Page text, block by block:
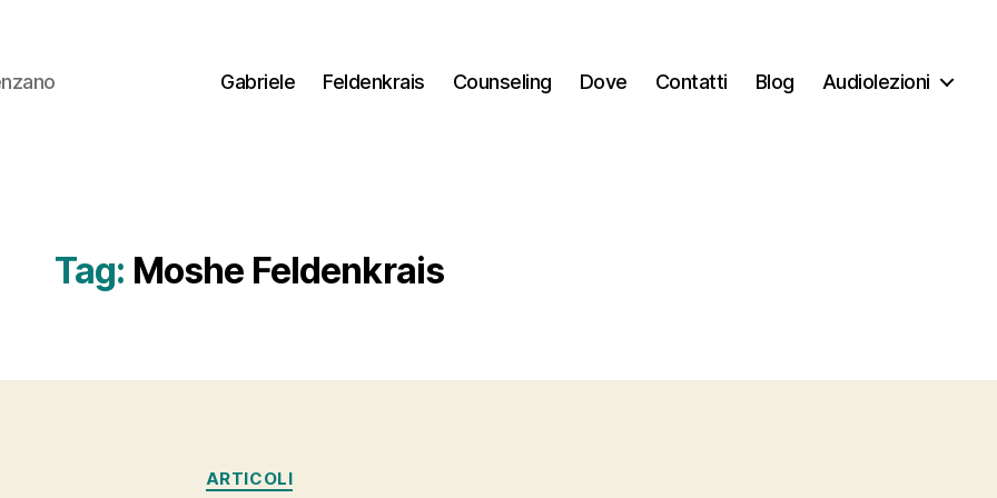
Gabriele Feldenkrais Counseling Dove Contatti Blog Audiolezioni
Tag: Moshe Feldenkrais
Categorie
ARTICOLI